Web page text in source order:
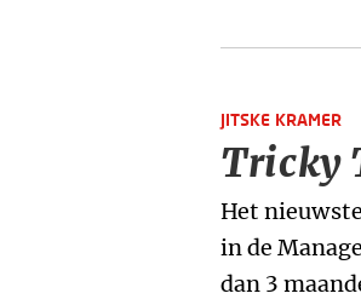
JITSKE KRAMER
Tricky
Het
in de
dan 3